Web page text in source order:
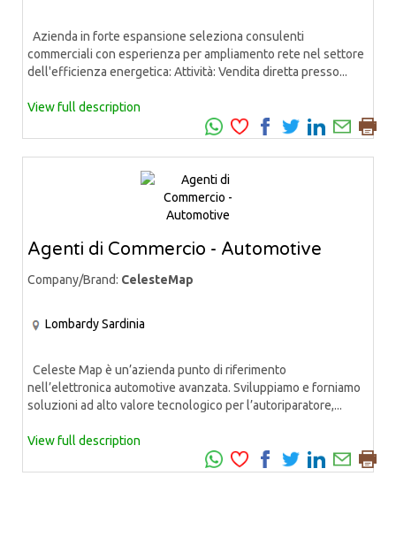
Azienda in forte espansione seleziona consulenti
commerciali con esperienza per ampliamento rete nel settore
dell'efficienza energetica: Attività: Vendita diretta presso...
View full description
Agenti di Commercio - Automotive
Company/Brand: CelesteMap
LombardySardinia
Celeste Map è un’azienda punto di riferimento
nell’elettronica automotive avanzata. Sviluppiamo e forniamo
soluzioni ad alto valore tecnologico per l’autoriparatore,...
View full description